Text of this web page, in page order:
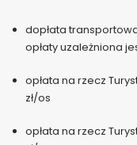
dopłata
opłaty uzależniona
opłata na rzecz
zł/os
opłata na rzecz